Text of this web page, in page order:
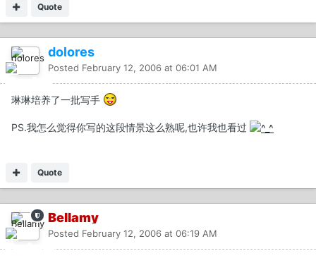
Quote
dolores
Posted February 12, 2006 at 06:01 AM
琳琳培养了一批写手
PS.我怎么觉得你写的这段情景这么熟呢,也许我也看过
Quote
Bellamy
Posted February 12, 2006 at 06:19 AM